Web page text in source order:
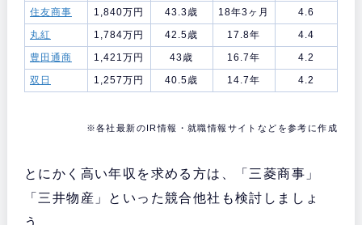
住友商事
1,840万円 43.3歳 18年3ヶ月
4.6
丸紅
1,784万円 42.5歳 17.8年
4.4
豊田通商
1,421万円 43歳 16.7年
4.2
双日
1,257万円 40.5歳 14.7年 4.2
※各社最新のIR情報・就職情報サイトなどを参考に作成
とにかく高い年収を求める方は、「三菱商事」
「三井物産」といった競合他社も検討しましょ
う。